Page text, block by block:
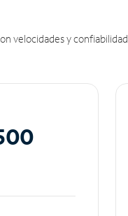
velocidades y confiabilidad